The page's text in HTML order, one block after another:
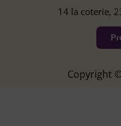
14 la coterie,
Copyright